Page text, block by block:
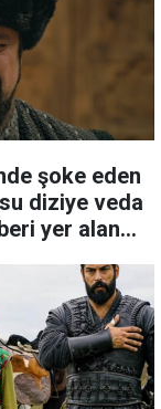
şoke eden
diziye veda
yer alan